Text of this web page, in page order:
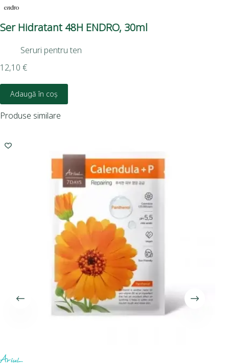
Ser Hidratant 48H ENDRO, 30ml
Seruri pentru ten
12,10 €
Adaugă în coș
Produse similare